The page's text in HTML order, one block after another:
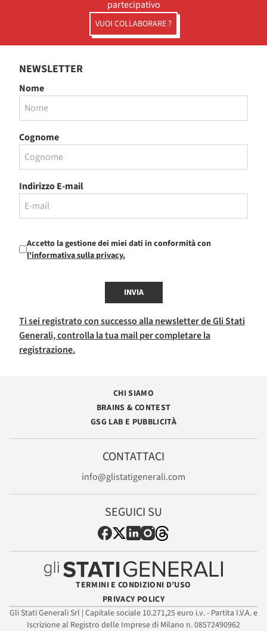
partecipativo
VUOI COLLABORARE ?
NEWSLETTER
Nome
Cognome
Indirizzo E-mail
Accetto la gestione dei miei dati in conformità con
l'informativa sulla privacy.
INVIA
Ti sei registrato con successo alla newsletter de Gli Stati
Generali, controlla la tua mail per completare la
registrazione.
CHI SIAMO
BRAINS & CONTEST
GSG LAB E PUBBLICITÀ
CONTATTACI
info@glistatigenerali.com
SEGUICI SU
TERMINI E CONDIZIONI D’USO
PRIVACY POLICY
Gli Stati Generali Srl | Capitale sociale 10.271,25 euro i.v. - Partita I.V.A. e
Iscrizione al Registro delle Imprese di Milano n. 08572490962